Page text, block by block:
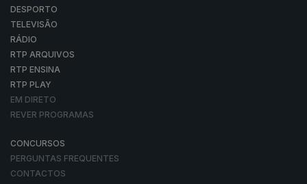
DESPORTO
TELEVISÃO
RÁDIO
RTP ARQUIVOS
RTP ENSINA
RTP PLAY
EM DIRETO
REVER PROGRAMAS
CONCURSOS
PERGUNTAS FREQUENTES
CONTACTOS